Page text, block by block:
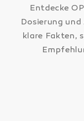
Entdecke
Dosierung
klare Fakten,